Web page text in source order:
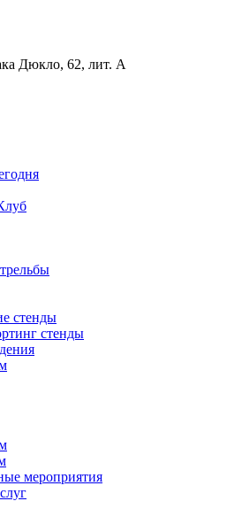
Дюкло, 62, лит. А
стенды
стенды
мероприятия